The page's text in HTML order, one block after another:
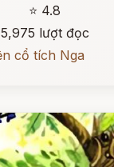
⭐ 4.8
5,975 lượt đọc
cổ tích Nga